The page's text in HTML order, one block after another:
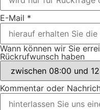
E-Mail *
Wann können wir Sie
Rückrufwunsch haben
Kommentar oder